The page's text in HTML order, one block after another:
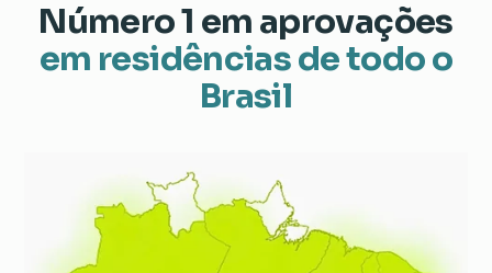
Número 1 em aprovações
em residências de todo o
Brasil